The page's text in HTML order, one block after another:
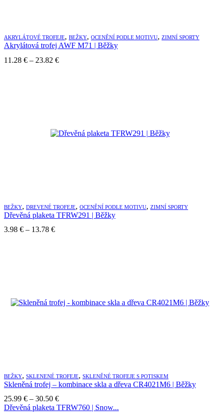
AKRYLÁTOVÉ TROFEJE, BEŽKY, OCENĚNÍ PODLE MOTIVU, ZIMNÍ SPORTY
Akrylátová trofej AWF M71 | Běžky
11.28 € – 23.82 €Price
BEŽKY, DREVENÉ TROFEJE, OCENĚNÍ PODLE MOTIVU, ZIMNÍ SPORTY
Dřevěná plaketa TFRW291 | Běžky
3.98 € – 13.78 €Price
BEŽKY, SKLENENÉ TROFEJE, SKLENĚNÉ TROFEJE S POTISKEM
Skleněná trofej – kombinace skla a dřeva CR4021M6 | Běžky
25.99 € – 30.50 €Price
range:
Dřevěná plaketa TFRW760 | Snow...